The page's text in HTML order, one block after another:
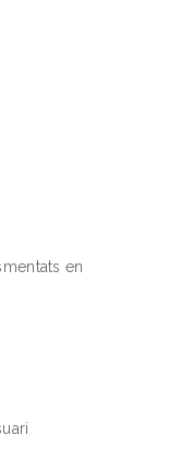
en